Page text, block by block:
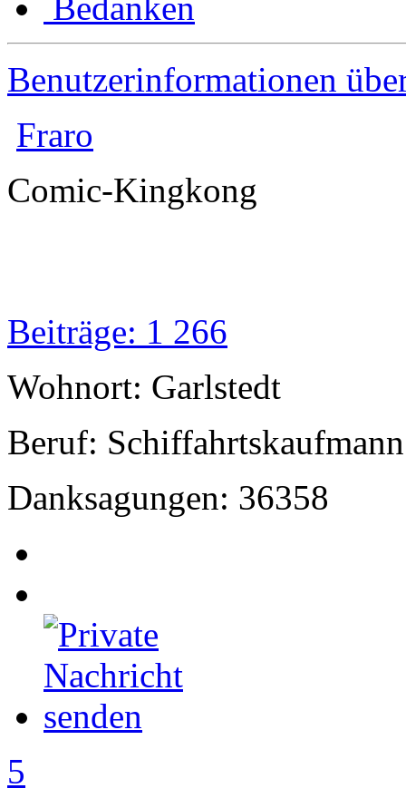
Bedanken
Benutzerinformationen
Fraro
Comic-Kingkong
Beiträge: 1 266
Wohnort: Garlstedt
Beruf: Schiffahrtskaufmann
Danksagungen: 36358
5